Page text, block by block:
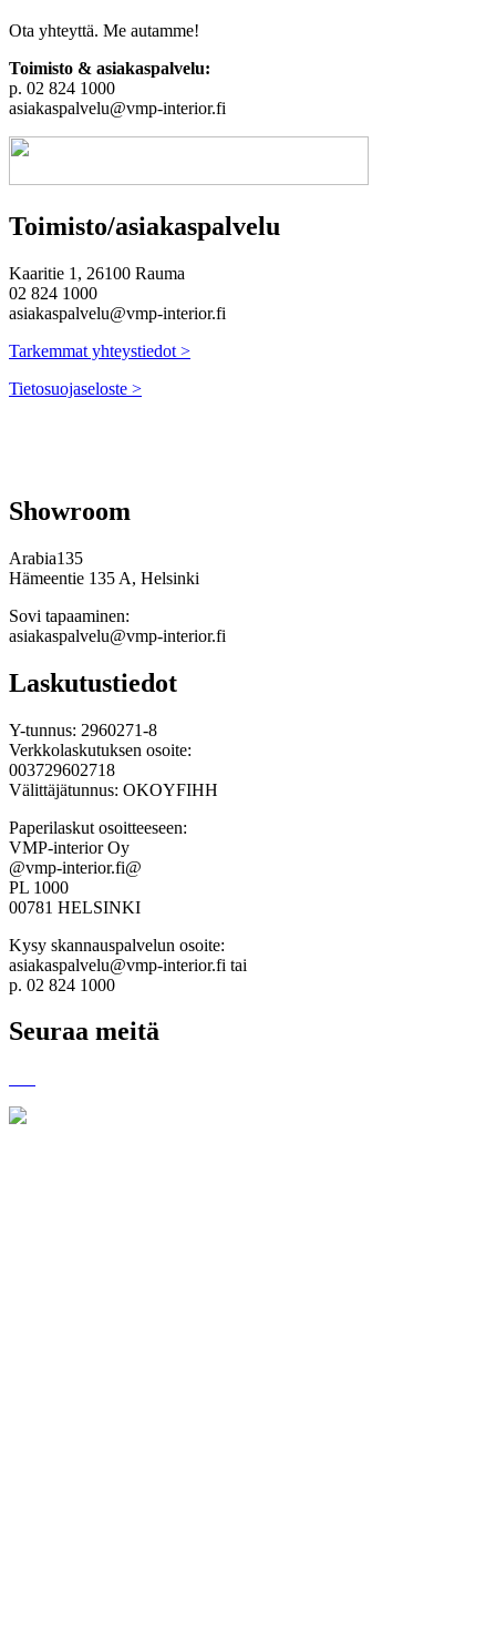
Ota yhteyttä. Me autamme!
Toimisto & asiakaspalvelu:
p. 02 824 1000
asiakaspalvelu@vmp-interior.fi
Toimisto/asiakaspalvelu
Kaaritie 1, 26100 Rauma
02 824 1000
asiakaspalvelu@vmp-interior.fi
Tarkemmat yhteystiedot >
Tietosuojaseloste >
Showroom
Arabia135
Hämeentie 135 A, Helsinki
Sovi tapaaminen:
asiakaspalvelu@vmp-interior.fi
Laskutustiedot
Y-tunnus: 2960271-8
Verkkolaskutuksen osoite:
003729602718
Välittäjätunnus: OKOYFIHH
Paperilaskut osoitteeseen:
VMP-interior Oy
@vmp-interior.fi@
PL 1000
00781 HELSINKI
Kysy skannauspalvelun osoite:
asiakaspalvelu@vmp-interior.fi tai
p. 02 824 1000
Seuraa meitä